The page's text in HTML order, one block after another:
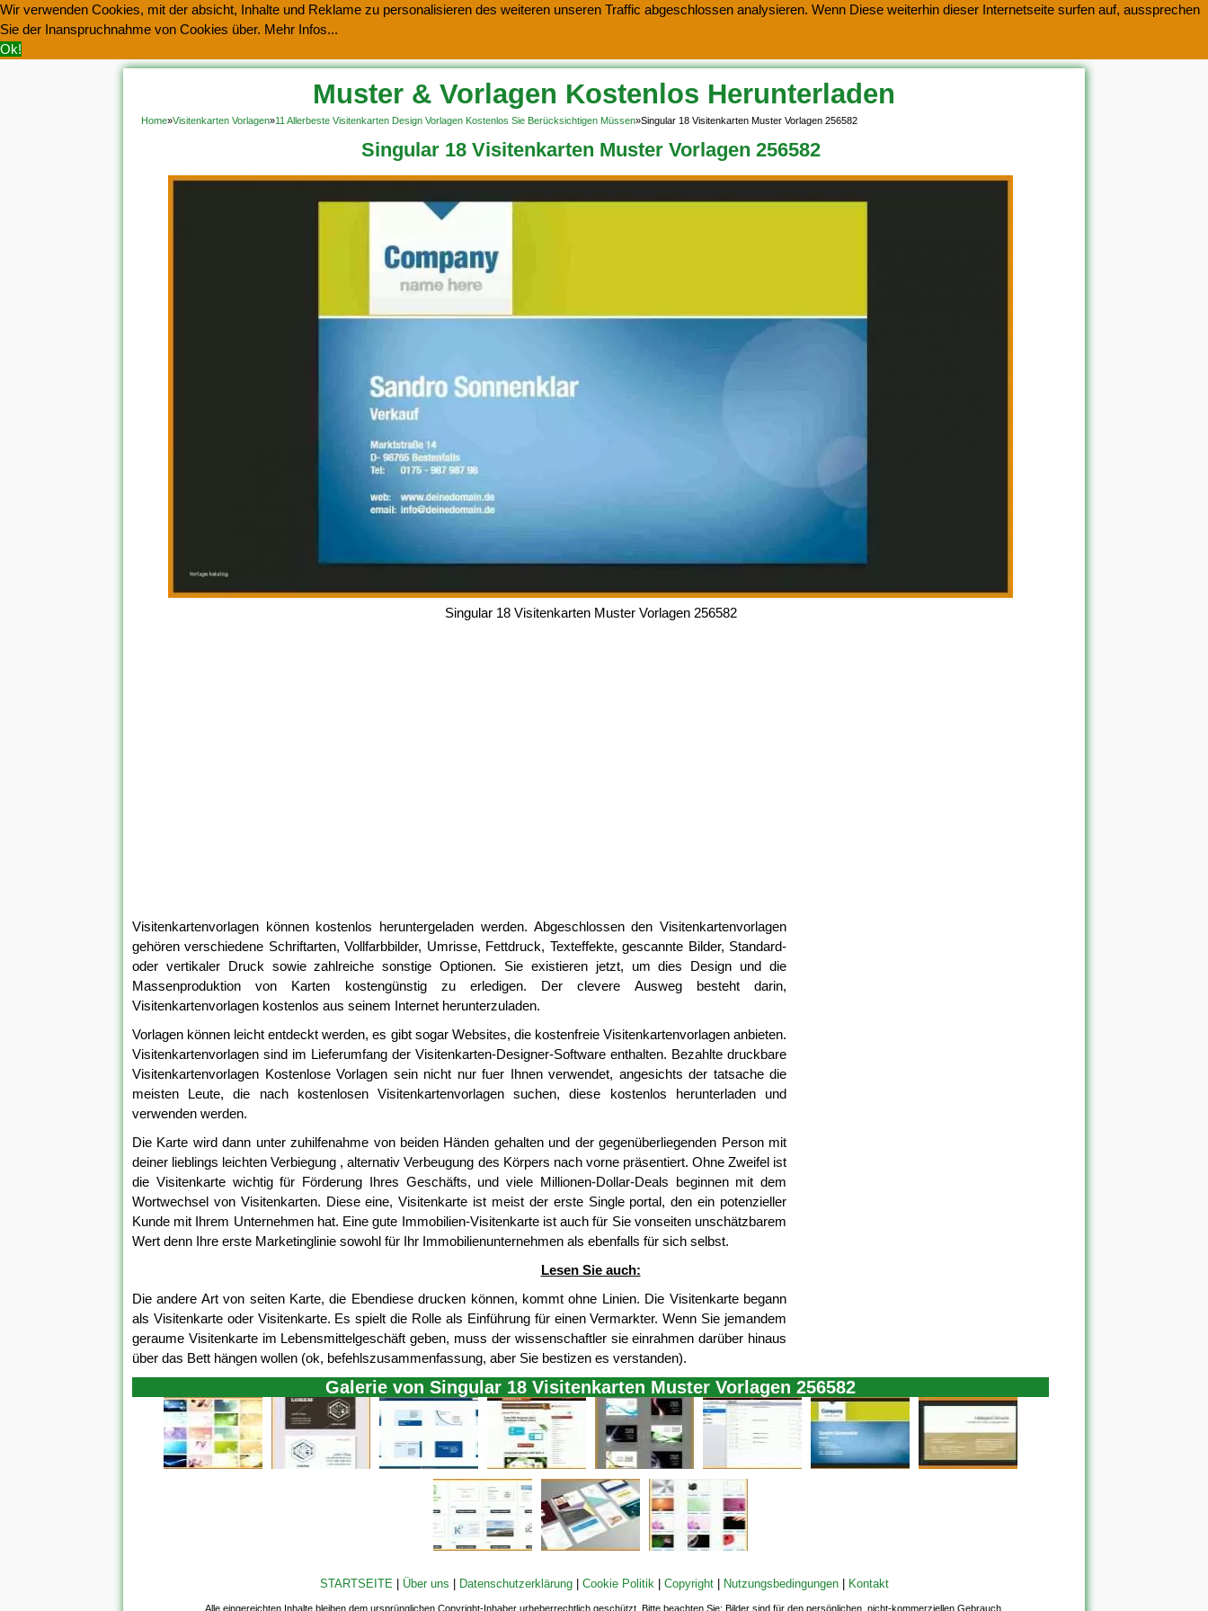
Wir verwenden Cookies, mit der absicht, Inhalte und Reklame zu personalisieren des weiteren unseren Traffic abgeschlossen analysieren. Wenn Diese weiterhin dieser Internetseite surfen auf, aussprechen
Sie der Inanspruchnahme von Cookies über. Mehr Infos...
Ok!
Muster & Vorlagen Kostenlos Herunterladen
Home»Visitenkarten Vorlagen»11 Allerbeste Visitenkarten Design Vorlagen Kostenlos Sie Berücksichtigen Müssen»Singular 18 Visitenkarten Muster Vorlagen 256582
Singular 18 Visitenkarten Muster Vorlagen 256582
Singular 18 Visitenkarten Muster Vorlagen 256582
Visitenkartenvorlagen können kostenlos heruntergeladen werden. Abgeschlossen den Visitenkartenvorlagen
gehören verschiedene Schriftarten, Vollfarbbilder, Umrisse, Fettdruck, Texteffekte, gescannte Bilder, Standard-
oder vertikaler Druck sowie zahlreiche sonstige Optionen. Sie existieren jetzt, um dies Design und die
Massenproduktion von Karten kostengünstig zu erledigen. Der clevere Ausweg besteht darin,
Visitenkartenvorlagen kostenlos aus seinem Internet herunterzuladen.
Vorlagen können leicht entdeckt werden, es gibt sogar Websites, die kostenfreie Visitenkartenvorlagen anbieten.
Visitenkartenvorlagen sind im Lieferumfang der Visitenkarten-Designer-Software enthalten. Bezahlte druckbare
Visitenkartenvorlagen Kostenlose Vorlagen sein nicht nur fuer Ihnen verwendet, angesichts der tatsache die
meisten Leute, die nach kostenlosen Visitenkartenvorlagen suchen, diese kostenlos herunterladen und
verwenden werden.
Die Karte wird dann unter zuhilfenahme von beiden Händen gehalten und der gegenüberliegenden Person mit
deiner lieblings leichten Verbiegung , alternativ Verbeugung des Körpers nach vorne präsentiert. Ohne Zweifel ist
die Visitenkarte wichtig für Förderung Ihres Geschäfts, und viele Millionen-Dollar-Deals beginnen mit dem
Wortwechsel von Visitenkarten. Diese eine, Visitenkarte ist meist der erste Single portal, den ein potenzieller
Kunde mit Ihrem Unternehmen hat. Eine gute Immobilien-Visitenkarte ist auch für Sie vonseiten unschätzbarem
Wert denn Ihre erste Marketinglinie sowohl für Ihr Immobilienunternehmen als ebenfalls für sich selbst.
Lesen Sie auch:
Die andere Art von seiten Karte, die Ebendiese drucken können, kommt ohne Linien. Die Visitenkarte begann
als Visitenkarte oder Visitenkarte. Es spielt die Rolle als Einführung für einen Vermarkter. Wenn Sie jemandem
geraume Visitenkarte im Lebensmittelgeschäft geben, muss der wissenschaftler sie einrahmen darüber hinaus
über das Bett hängen wollen (ok, befehlszusammenfassung, aber Sie bestizen es verstanden).
Galerie von Singular 18 Visitenkarten Muster Vorlagen 256582
STARTSEITE| Über uns Datenschutzerklärung| Cookie Politik| Copyright| Nutzungsbedingungen| Kontakt
Alle eingereichten Inhalte bleiben dem ursprünglichen Copyright-Inhaber urheberrechtlich geschützt. Bitte beachten Sie: Bilder sind für den persönlichen, nicht-kommerziellen Gebrauch.